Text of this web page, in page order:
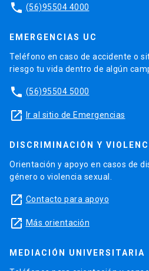
phone (56)95504 4000
EMERGENCIAS UC
Teléfono en caso de accidente o
riesgo tu vida dentro de algún
phone (56)95504 5000
launch Ir al sitio de Emergencias
DISCRIMINACIÓN Y
Orientación y apoyo en casos de
género o violencia sexual.
launch Contacto para apoyo
launch Más orientación
MEDIACIÓN UNIVERSITARIA